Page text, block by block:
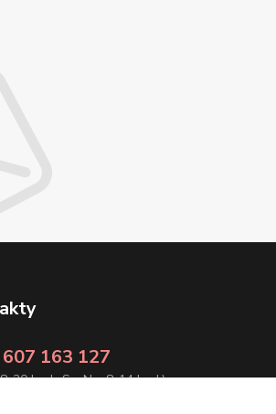
163 127
20 hod., So-Ne, 8-14 hod.)